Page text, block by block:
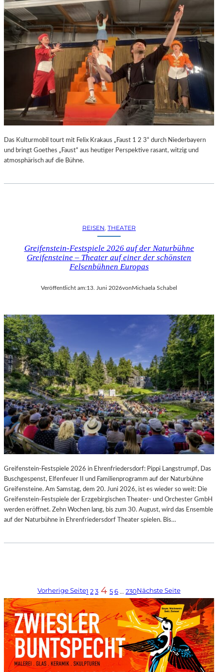
Das Kulturmobil tourt mit Felix Krakaus „Faust 1 2 3“ durch Niederbayern
und bringt Goethes „Faust“ aus heutiger Perspektive rasant, witzig und
atmosphärisch auf die Bühne.
REISEN, THEATER
Greifenstein-Festspiele 2026 auf der Naturbühne
Greifensteine – Theater auf einer der schönsten
Felsenbühnen Europas
Veröffentlicht am:13. Juni 2026von Michaela Schabel
Greifenstein-Festspiele 2026 in Ehrenfriedersdorf: Pippi Langstrumpf, Das
Buschgespenst, Elfenfeuer II und Familienprogramm auf der Naturbühne
Greifensteine. Am Samstag, dem 20. Juni 2026, ist es wieder so weit: Die
Greifenstein-Festspiele der Erzgebirgischen Theater- und Orchester GmbH
werden eröffnet. Zehn Wochen lang, bis zum 30. August, wird das Ensemble
auf der Naturbühne in Ehrenfriedersdorf Theater spielen. Bis…
Vorherige Seite1 23 4 56… 230Nächste Seite